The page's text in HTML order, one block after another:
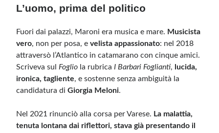
L’uomo, prima del politico
Fuori dai palazzi, Maroni era musica e mare. Musicista
vero, non per posa, evelista appassionato: nel 2018
attraversò l’Atlantico in catamarano con cinque amici.
Scriveva sul Foglio la rubrica I Barbari Foglianti, lucida,
ironica, tagliente, e sostenne senza ambiguità la
candidatura diGiorgia Meloni.
Nel 2021 rinunciò alla corsa per Varese. La malattia,
tenuta lontana dai riflettori, stava già presentando il